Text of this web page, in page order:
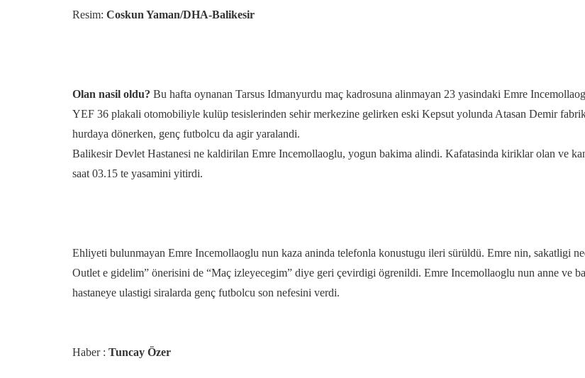
Resim: Coskun Yaman/DHA-Balikesir
Olan nasil oldu? Bu hafta oynanan Tarsus Idmanyurdu maç kadrosuna alinmayan 23 yasindaki Emre
YEF 36 plakali otomobiliyle kulüp tesislerinden sehir merkezine gelirken eski Kepsut yolunda Atasan Demir
hurdaya dönerken, genç futbolcu da agir yaralandi.
Balikesir Devlet Hastanesi ne kaldirilan Emre Incemollaoglu, yogun bakima alindi. Kafatasinda kiriklar olan ve
saat 03.15 te yasamini yitirdi.
Ehliyeti bulunmayan Emre Incemollaoglu nun kaza aninda telefonla konustugu ileri sürüldü. Emre nin, sakatligi
Outlet e gidelim” önerisini de “Maç izleyecegim” diye geri çevirdigi ögrenildi. Emre Incemollaoglu nun anne ve
hastaneye ulastigi siralarda genç futbolcu son nefesini verdi.
Haber : Tuncay Özer